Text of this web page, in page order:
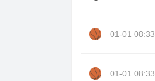
01-01 08:33
01-01 08:33